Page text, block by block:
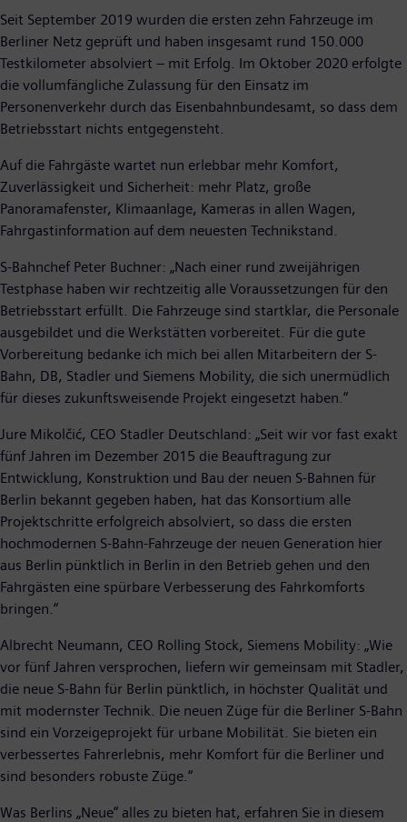
Seit September 2019 wurden die ersten zehn Fahrzeuge im
Berliner Netz geprüft und haben insgesamt rund 150.000
Testkilometer absolviert – mit Erfolg. Im Oktober 2020 erfolgte
die vollumfängliche Zulassung für den Einsatz im
Personenverkehr durch das Eisenbahnbundesamt, so dass dem
Betriebsstart nichts entgegensteht.
Auf die Fahrgäste wartet nun erlebbar mehr Komfort,
Zuverlässigkeit und Sicherheit: mehr Platz, große
Panoramafenster, Klimaanlage, Kameras in allen Wagen,
Fahrgastinformation auf dem neuesten Technikstand.
S-Bahnchef Peter Buchner: „Nach einer rund zweijährigen
Testphase haben wir rechtzeitig alle Voraussetzungen für den
Betriebsstart erfüllt. Die Fahrzeuge sind startklar, die Personale
ausgebildet und die Werkstätten vorbereitet. Für die gute
Vorbereitung bedanke ich mich bei allen Mitarbeitern der S-
Bahn, DB, Stadler und Siemens Mobility, die sich unermüdlich
für dieses zukunftsweisende Projekt eingesetzt haben.“
Jure Mikolčić, CEO Stadler Deutschland: „Seit wir vor fast exakt
fünf Jahren im Dezember 2015 die Beauftragung zur
Entwicklung, Konstruktion und Bau der neuen S-Bahnen für
Berlin bekannt gegeben haben, hat das Konsortium alle
Projektschritte erfolgreich absolviert, so dass die ersten
hochmodernen S-Bahn-Fahrzeuge der neuen Generation hier
aus Berlin pünktlich in Berlin in den Betrieb gehen und den
Fahrgästen eine spürbare Verbesserung des Fahrkomforts
bringen.“
Albrecht Neumann, CEO Rolling Stock, Siemens Mobility: „Wie
vor fünf Jahren versprochen, liefern wir gemeinsam mit Stadler,
die neue S-Bahn für Berlin pünktlich, in höchster Qualität und
mit modernster Technik. Die neuen Züge für die Berliner S-Bahn
sind ein Vorzeigeprojekt für urbane Mobilität. Sie bieten ein
verbessertes Fahrerlebnis, mehr Komfort für die Berliner und
sind besonders robuste Züge.“
Was Berlins „Neue“ alles zu bieten hat, erfahren Sie in diesem